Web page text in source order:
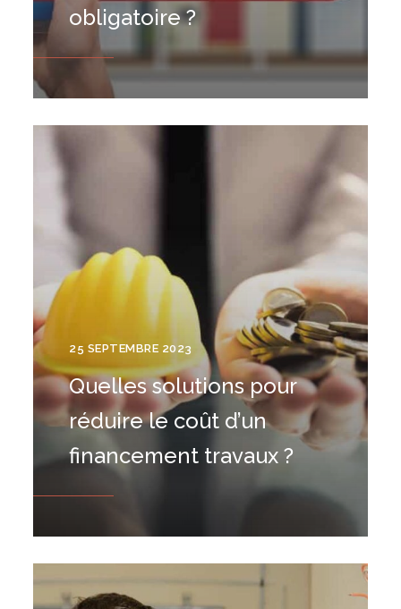
obligatoire ?
25 SEPTEMBRE 2023
Quelles solutions pour
réduire le coût d’un
financement travaux ?